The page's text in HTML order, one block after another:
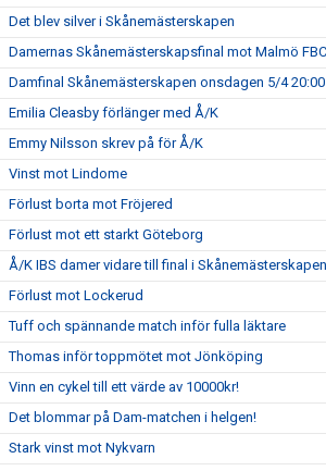
Det blev silver i Skånemästerskapen
Damernas Skånemästerskapsfinal mot Malmö FBC
Damfinal Skånemästerskapen onsdagen 5/4 20:00
Emilia Cleasby förlänger med Å/K
Emmy Nilsson skrev på för Å/K
Vinst mot Lindome
Förlust borta mot Fröjered
Förlust mot ett starkt Göteborg
Å/K IBS damer vidare till final i Skånemästerskapen
Förlust mot Lockerud
Tuff och spännande match inför fulla läktare
Thomas inför toppmötet mot Jönköping
Vinn en cykel till ett värde av 10000kr!
Det blommar på Dam-matchen i helgen!
Stark vinst mot Nykvarn